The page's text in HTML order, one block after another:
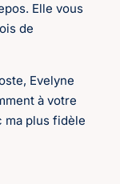
Elle vous
de
Evelyne
à votre
ma plus fidèle